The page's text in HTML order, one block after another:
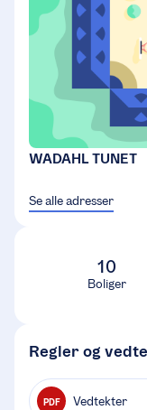
WADAHL TUNET
Se alle adresser
10
Boliger
Regler og
PDF Vedtekter